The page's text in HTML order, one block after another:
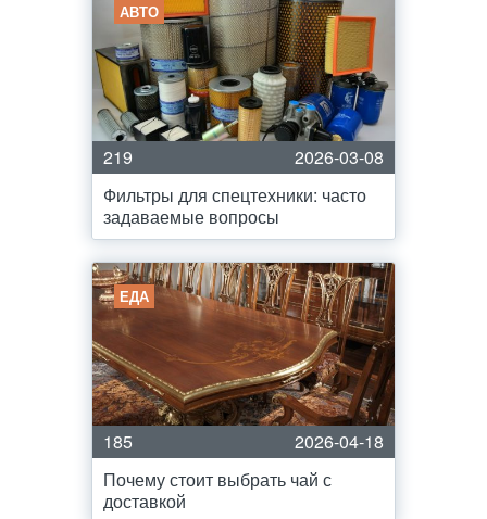
АВТО
219
2026-03-08
Фильтры для спецтехники: часто
задаваемые вопросы
ЕДА
185
2026-04-18
Почему стоит выбрать чай с
доставкой